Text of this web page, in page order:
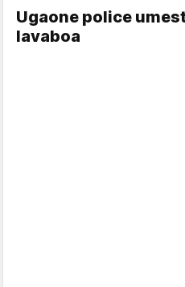
Ugaone police
lavaboa